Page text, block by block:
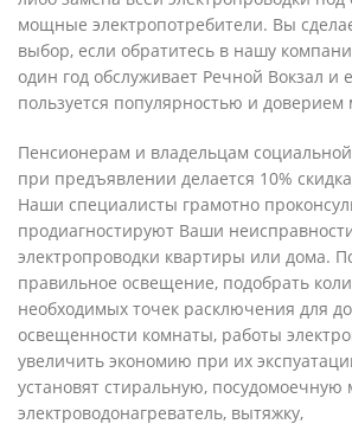
мощные электропотребители. Вы
выбор, если обратитесь в нашу
один год обслуживает Речной Вокзал и
пользуется популярностью и
Пенсионерам и владельцам
при предъявлении делается 10%
Наши специалисты грамотно
продиагностируют Ваши
электропроводки квартиры или дома.
правильное освещение, подобрать
необходимых точек расключения для
освещенности комнаты, работы
увеличить экономию при их
установят стиральную, посудомоечную
электроводонагреватель, вытяжку,